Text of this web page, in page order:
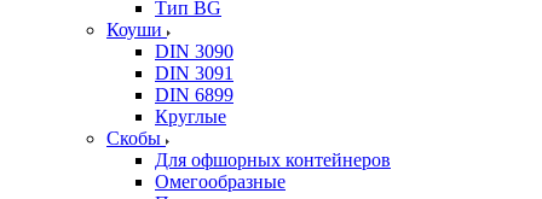
Тип BG
Коуши
DIN 3090
DIN 3091
DIN 6899
Круглые
Скобы
Для офшорных контейнеров
Омегообразные